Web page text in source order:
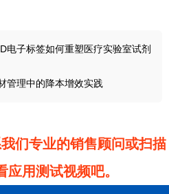
电子标签如何重塑医疗实验室试剂
管理中的降本增效实践
们专业的销售顾问或扫描
应用测试视频吧。